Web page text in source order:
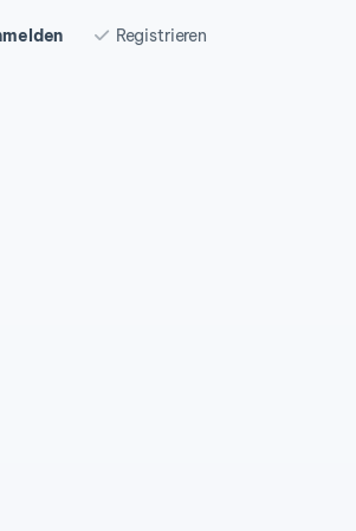
Registrieren